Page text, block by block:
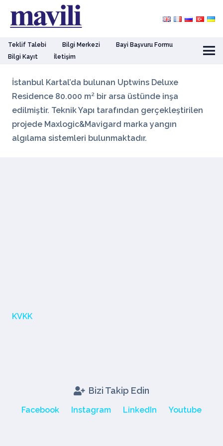
Teklif Talebi Bilgi Merkezi
Bayi Başvuru Formu
Bilgi Kayıt
İletişim
İstanbul Kartal’da bulunan Uptwins Deluxe
Residence 80.000 m² bir arsa üstünde inşa
edilmiştir. Teknik Yapı tarafından gerçekleştirilen
projede Maxlogic&Mavigard marka yangın
algılama sistemleri bulunmaktadır.
KVKK
Bizi Takip Edin
Facebook Instagram LinkedIn Youtube